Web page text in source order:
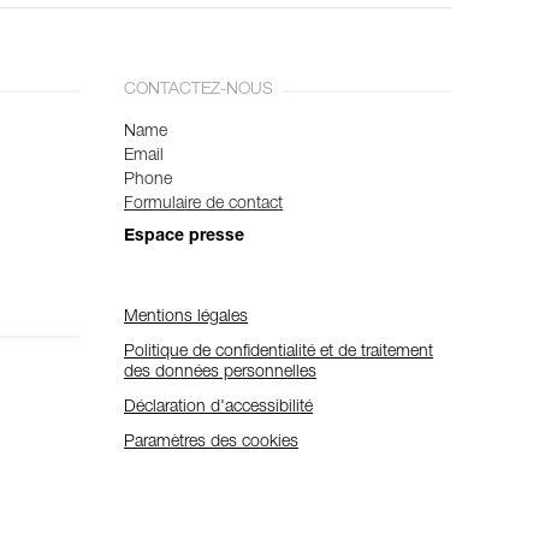
CONTACTEZ-NOUS
Name
Email
Phone
Formulaire de contact
Espace presse
Mentions légales
Politique de confidentialité et de traitement
des données personnelles
Déclaration d'accessibilité
Paramètres des cookies